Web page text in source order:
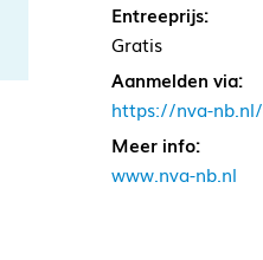
Entreeprijs:
Gratis
Aanmelden via:
https://nva-
Meer info:
www.nva-nb.nl